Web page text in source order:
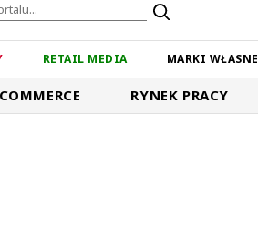
RETAIL MEDIA MARKI WŁASNE
RYNEK PRACY